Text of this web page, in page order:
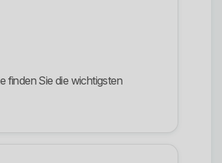
finden Sie die wichtigsten